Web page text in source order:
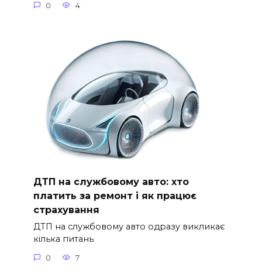
0 4
ДТП на службовому авто: хто
платить за ремонт і як працює
страхування
ДТП на службовому авто одразу викликає
кілька питань
0 7